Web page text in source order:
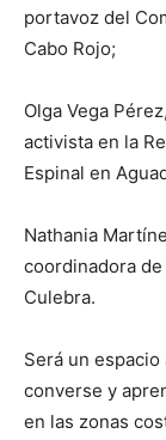
portavoz del
Cabo Rojo;
Olga Vega Pérez,
activista en la
Espinal en
Nathania
coordinadora
Culebra.
Será un
converse y
en las zonas